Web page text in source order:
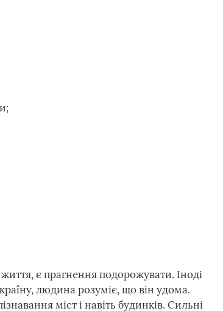
є прагнення подорожувати. Іноді
людина розуміє, що він удома.
міст і навіть будинків. Сильні